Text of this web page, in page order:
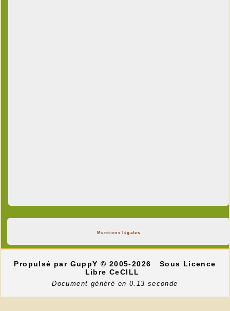
Mentions légales
Propulsé par GuppY© 2005-2026
Sous Licence
Libre CeCILL
Document généré en 0.13 seconde